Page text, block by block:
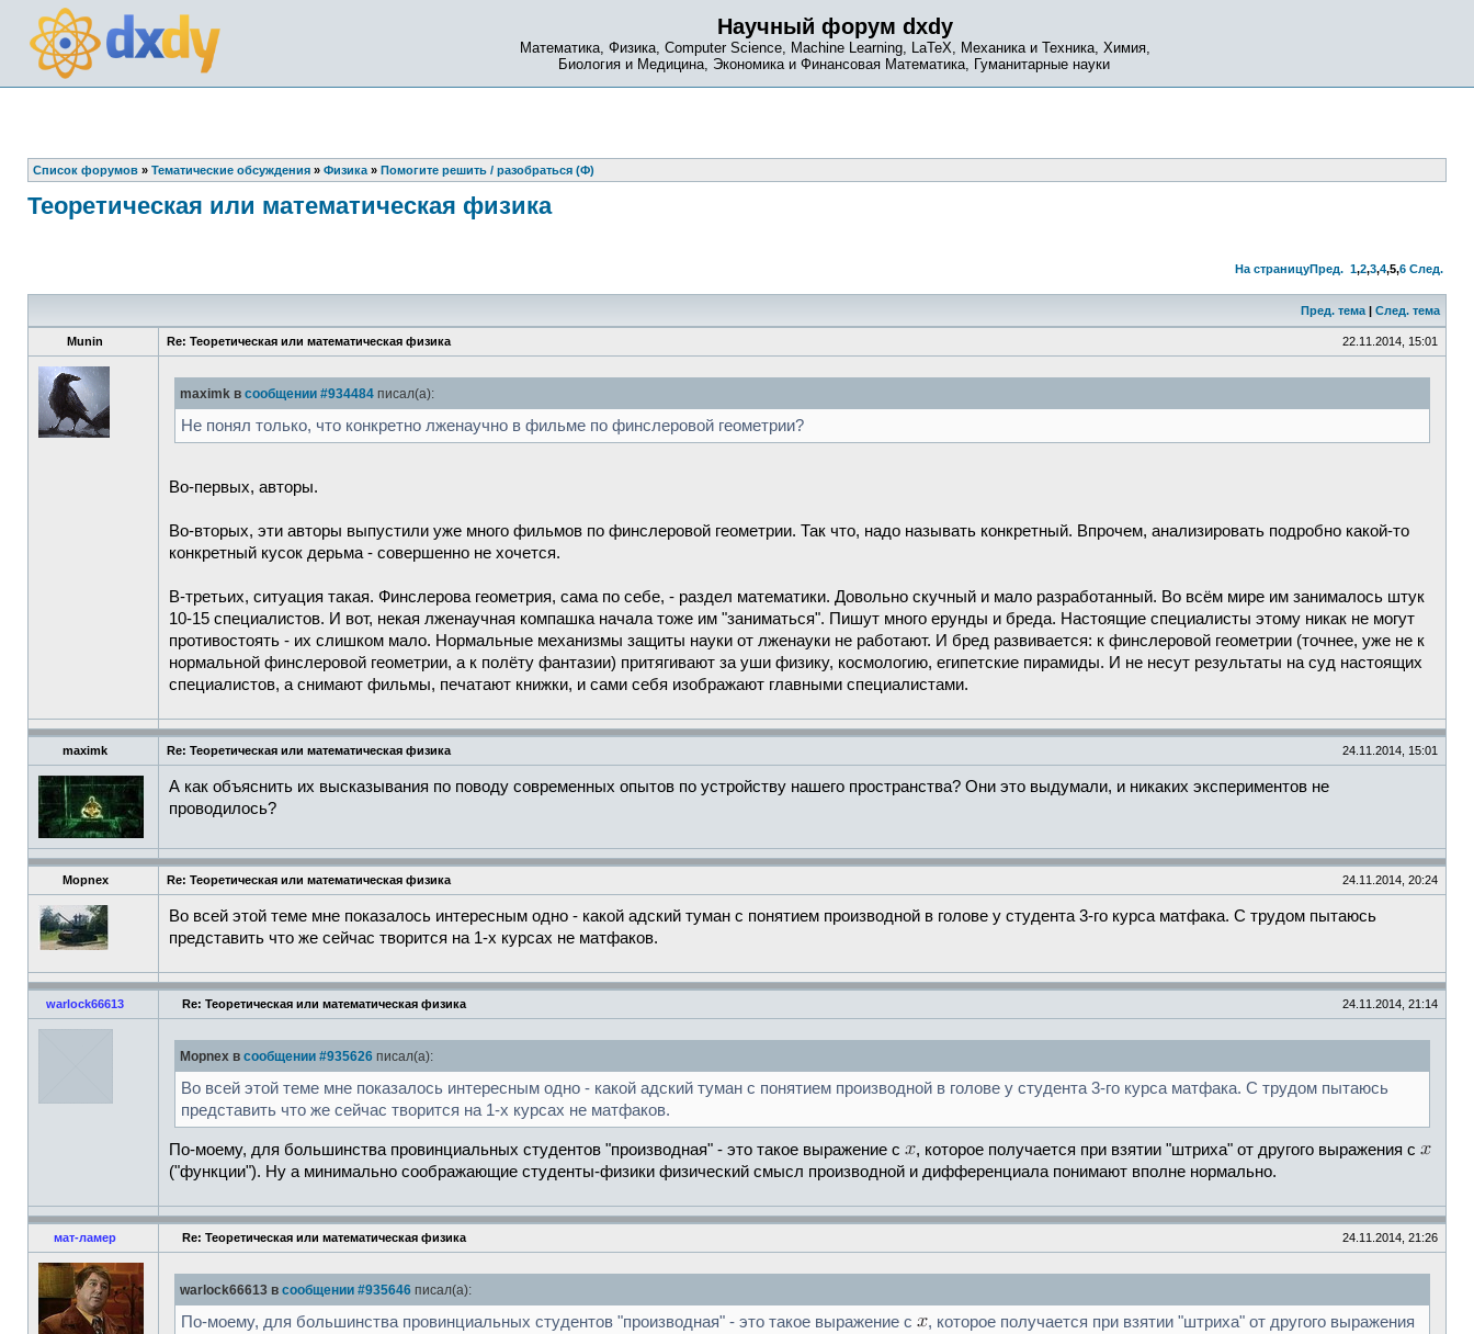
Научный форум dxdy
Математика, Физика, Computer Science, Machine Learning, LaTeX, Механика и Техника, Химия,
Биология и Медицина, Экономика и Финансовая Математика, Гуманитарные науки
Список форумов » Тематические обсуждения » Физика » Помогите решить / разобраться (Ф)
Теоретическая или математическая физика
На страницуПред. 1,2,3,4,5,6 След.
Пред. тема | След. тема
Munin Re: Теоретическая или математическая физика 22.11.2014, 15:01
maximk в сообщении #934484 писал(а):
Не понял только, что конкретно лженаучно в фильме по финслеровой геометрии?
Во-первых, авторы.
Во-вторых, эти авторы выпустили уже много фильмов по финслеровой геометрии. Так что, надо называть конкретный. Впрочем, анализировать подробно какой-то
конкретный кусок дерьма - совершенно не хочется.
В-третьих, ситуация такая. Финслерова геометрия, сама по себе, - раздел математики. Довольно скучный и мало разработанный. Во всём мире им занималось штук
10-15 специалистов. И вот, некая лженаучная компашка начала тоже им "заниматься". Пишут много ерунды и бреда. Настоящие специалисты этому никак не могут
противостоять - их слишком мало. Нормальные механизмы защиты науки от лженауки не работают. И бред развивается: к финслеровой геометрии (точнее, уже не к
нормальной финслеровой геометрии, а к полёту фантазии) притягивают за уши физику, космологию, египетские пирамиды. И не несут результаты на суд настоящих
специалистов, а снимают фильмы, печатают книжки, и сами себя изображают главными специалистами.
maximk Re: Теоретическая или математическая физика 24.11.2014, 15:01
А как объяснить их высказывания по поводу современных опытов по устройству нашего пространства? Они это выдумали, и никаких экспериментов не
проводилось?
Mopnex Re: Теоретическая или математическая физика 24.11.2014, 20:24
Во всей этой теме мне показалось интересным одно - какой адский туман с понятием производной в голове у студента 3-го курса матфака. С трудом пытаюсь
представить что же сейчас творится на 1-х курсах не матфаков.
warlock66613 Re: Теоретическая или математическая физика 24.11.2014, 21:14
Mopnex в сообщении #935626 писал(а):
Во всей этой теме мне показалось интересным одно - какой адский туман с понятием производной в голове у студента 3-го курса матфака. С трудом пытаюсь
представить что же сейчас творится на 1-х курсах не матфаков.
По-моему, для большинства провинциальных студентов "производная" - это такое выражение с
, которое получается при взятии "штриха" от другого выражения с
("функции"). Ну а минимально соображающие студенты-физики физический смысл производной и дифференциала понимают вполне нормально.
мат-ламер Re: Теоретическая или математическая физика 24.11.2014, 21:26
warlock66613 в сообщении #935646 писал(а):
По-моему, для большинства провинциальных студентов "производная" - это такое выражение с
, которое получается при взятии "штриха" от другого выражения